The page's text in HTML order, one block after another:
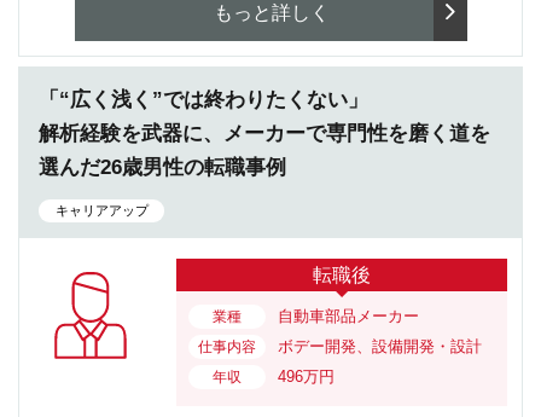
もっと詳しく
「“広く浅く”では終わりたくない」
解析経験を武器に、メーカーで専門性を磨く道を
選んだ26歳男性の転職事例
キャリアアップ
転職後
業種 自動車部品メーカー
仕事内容 ボデー開発、設備開発・設計
年収 496万円